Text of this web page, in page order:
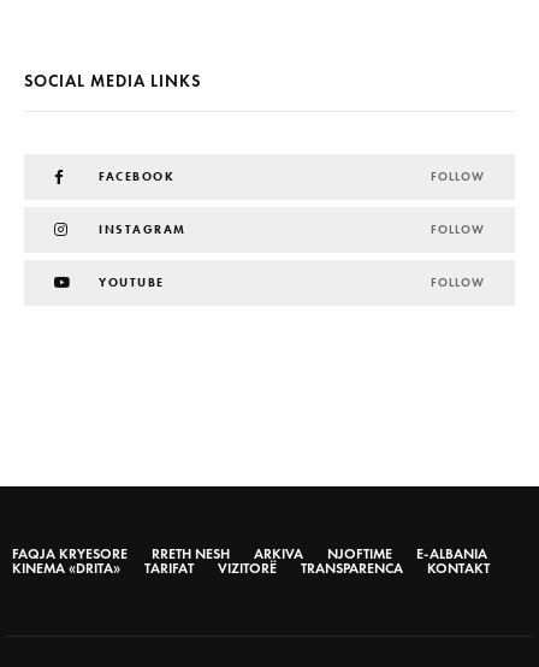
SOCIAL MEDIA LINKS
FACEBOOK FOLLOW
INSTAGRAM FOLLOW
YOUTUBE FOLLOW
FAQJA KRYESORE RRETH NESH ARKIVA NJOFTIME
E-ALBANIA
KINEMA «DRITA»
TARIFAT VIZITORË TRANSPARENCA KONTAKT